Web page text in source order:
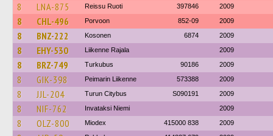
8 LNA-875 Reissu Ruoti 397846 2009
8 CHL-496 Porvoon 852-09 2009
8 BNZ-222 Kosonen 6874 2009
8 EHY-530 Liikenne Rajala 2009
8 BRZ-749 Turkubus 90186 2009
8 GIK-398 Peimarin Liikenne 573388 2009
8 JJL-204 Turun Citybus S090191 2009
8 NIF-762 Invataksi Niemi 2009
8 OLZ-800 Miodex 415000 838 2009